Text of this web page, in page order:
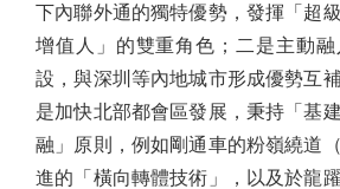
下內聯外通的獨特優勢，發揮「超
增值人」的雙重角色；二是主動
設，與深圳等內地城市形成優勢互
是加快北部都會區發展，秉持「基
融」原則，例如剛通車的粉嶺繞道
進的「橫向轉體技術」，以及於龍